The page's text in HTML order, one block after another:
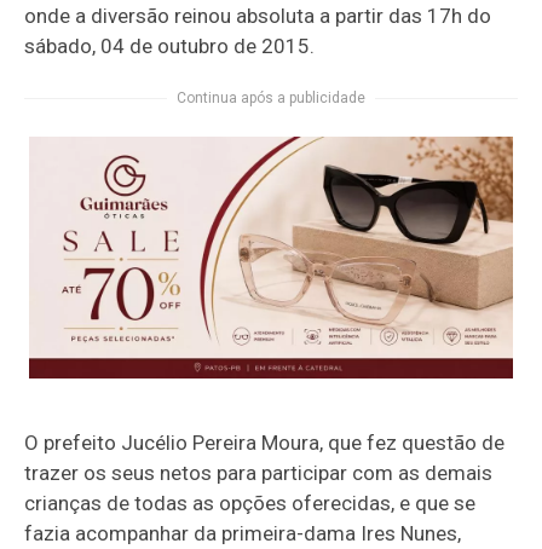
onde a diversão reinou absoluta a partir das 17h do
sábado, 04 de outubro de 2015.
Continua após a publicidade
O prefeito Jucélio Pereira Moura, que fez questão de
trazer os seus netos para participar com as demais
crianças de todas as opções oferecidas, e que se
fazia acompanhar da primeira-dama Ires Nunes,